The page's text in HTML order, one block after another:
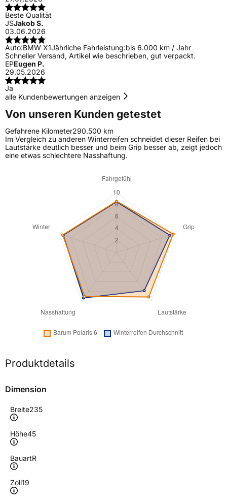
Beste Qualität
JSJakob S.
03.06.2026
Auto:BMW X1Jährliche Fahrleistung:bis 6.000 km / Jahr
Schneller Versand, Artikel wie beschrieben, gut verpackt.
EPEugen P.
29.05.2026
Ja
alle Kundenbewertungen anzeigen
Von unseren Kunden getestet
Gefahrene Kilometer290.500 km
Im Vergleich zu anderen Winterreifen schneidet dieser Reifen bei
Lautstärke deutlich besser und beim Grip besser ab, zeigt jedoch
eine etwas schlechtere Nasshaftung.
Produktdetails
Dimension
Breite235
Höhe45
BauartR
Zoll19